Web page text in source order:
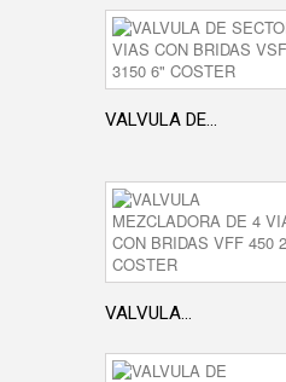
VALVULA DE...
VALVULA...